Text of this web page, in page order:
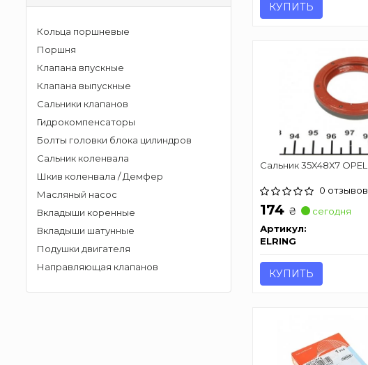
Кольца поршневые
Поршня
Клапана впускные
Клапана выпускные
Сальники клапанов
Гидрокомпенсаторы
Болты головки блока цилиндров
Сальник коленвала
Шкив коленвала / Демфер
Масляный насос
Вкладыши коренные
Вкладыши шатунные
Подушки двигателя
Направляющая клапанов
КУПИТЬ
Сальник 35X48X7 OPEL
0 отзывов
174 ₴
сегодня
Артикул:
ELRING
КУПИТЬ